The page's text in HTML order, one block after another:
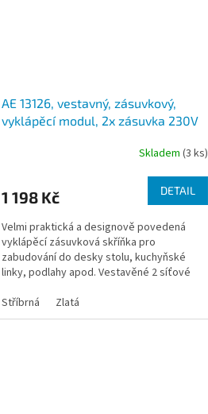
AE 13126, vestavný, zásuvkový,
vyklápěcí modul, 2x zásuvka 230V
Skladem (3 ks)
1 198 Kč DETAIL
Velmi praktická a designově povedená
vyklápěcí zásuvková skříňka pro
zabudování do desky stolu, kuchyňské
linky, podlahy apod. Vestavěné 2 síťové
Stříbrná
Zlatá